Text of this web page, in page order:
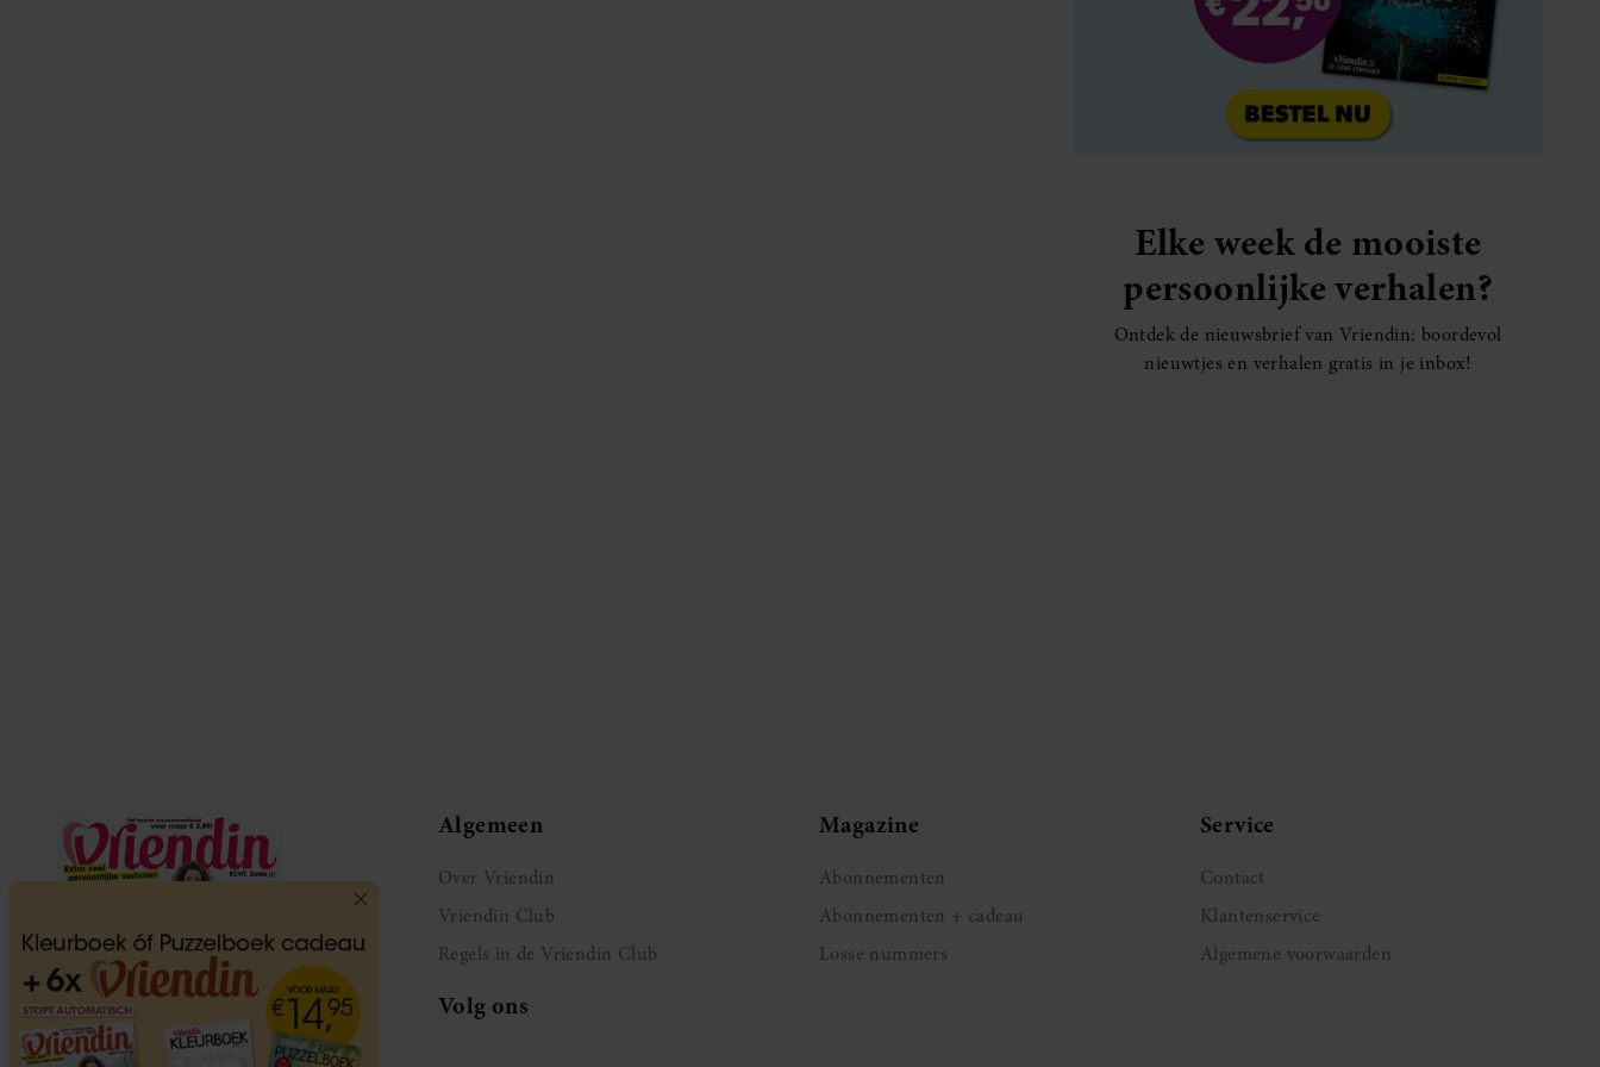
Elke week de mooiste
persoonlijke verhalen?
Ontdek de nieuwsbrief van Vriendin: boordevol
nieuwtjes en verhalen gratis in je inbox!
Algemeen
Over Vriendin
Vriendin Club
Regels in de Vriendin Club
Volg ons
Magazine
Abonnementen
Abonnementen + cadeau
Losse nummers
Service
Contact
Klantenservice
Algemene voorwaarden